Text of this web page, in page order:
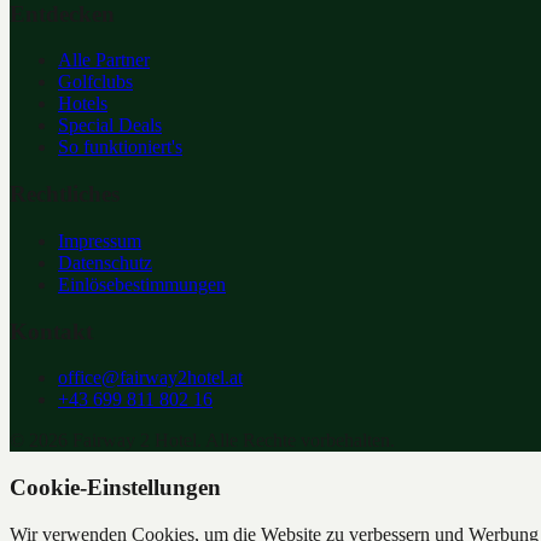
Alle Partner
Golfclubs
Hotels
Special Deals
So funktioniert's
Impressum
Datenschutz
Einlösebestimmungen
office@fairway2hotel.at
+43 699 811 802 16
Cookie-Einstellungen
Wir verwenden Cookies, um die Website zu verbessern und